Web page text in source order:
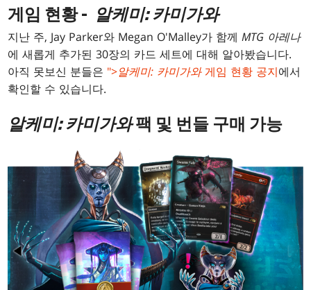
게임 현황 - 알케미: 카미가와
지난 주, Jay Parker와 Megan O'Malley가 함께MTG 아레나
에 새롭게 추가된 30장의 카드 세트에 대해 알아봤습니다.
아직 못보신 분들은 ">알케미: 카미가와게임 현황 공지에서
확인할 수 있습니다.
알케미: 카미가와팩 및 번들 구매 가능